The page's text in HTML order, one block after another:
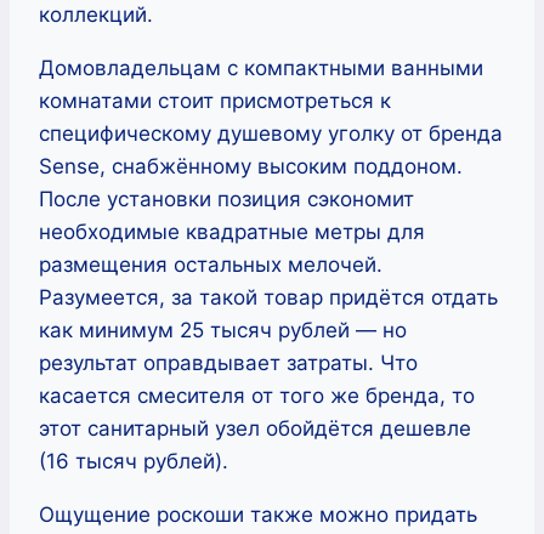
коллекций.
Домовладельцам с компактными ванными
комнатами стоит присмотреться к
специфическому душевому уголку от бренда
Sense, снабжённому высоким поддоном.
После установки позиция сэкономит
необходимые квадратные метры для
размещения остальных мелочей.
Разумеется, за такой товар придётся отдать
как минимум 25 тысяч рублей — но
результат оправдывает затраты. Что
касается смесителя от того же бренда, то
этот санитарный узел обойдётся дешевле
(16 тысяч рублей).
Ощущение роскоши также можно придать